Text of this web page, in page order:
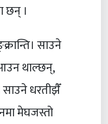
छन् ।
साउने
आउन थाल्छन्,
साउने धरतीझैँ
मेघजस्तो